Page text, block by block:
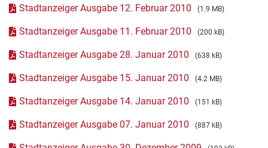
Stadtanzeiger Ausgabe 12. Februar 2010 (1.9 MB)
Stadtanzeiger Ausgabe 11. Februar 2010 (200 kB)
Stadtanzeiger Ausgabe 28. Januar 2010 (638 kB)
Stadtanzeiger Ausgabe 15. Januar 2010 (4.2 MB)
Stadtanzeiger Ausgabe 14. Januar 2010 (151 kB)
Stadtanzeiger Ausgabe 07. Januar 2010 (887 kB)